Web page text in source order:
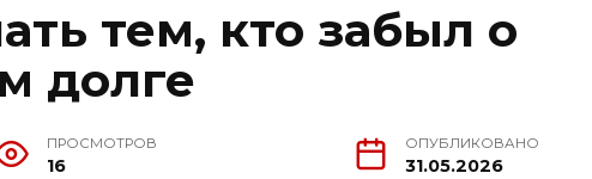
тем, кто забыл о
долге
ПРОСМОТРОВ
16
ОПУБЛИКОВАНО
31.05.2026